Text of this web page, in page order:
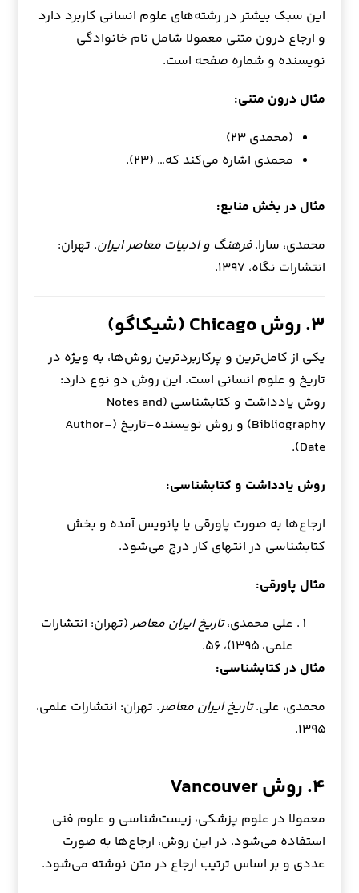
این سبک بیشتر در رشته‌های علوم انسانی کاربرد دارد
و ارجاع درون متنی معمولا شامل نام خانوادگی
نویسنده و شماره صفحه است.
مثال درون متنی:
(محمدی ۲۳)
محمدی اشاره می‌کند که… (۲۳).
مثال در بخش منابع:
محمدی، سارا.فرهنگ و ادبیات معاصر ایران. تهران:
انتشارات نگاه، ۱۳۹۷.
۳. روش Chicago (شیکاگو)
یکی از کامل‌ترین و پرکاربردترین روش‌ها، به ویژه در
تاریخ و علوم انسانی است. این روش دو نوع دارد:
روش یادداشت و کتابشناسی (Notes and
Bibliography) و روش نویسنده-تاریخ (Author-
Date).
روش یادداشت و کتابشناسی:
ارجاع‌ها به صورت پاورقی یا پانویس آمده و بخش
کتابشناسی در انتهای کار درج می‌شود.
مثال پاورقی:
علی محمدی،تاریخ ایران معاصر(تهران: انتشارات
علمی، ۱۳۹۵)، ۵۶.
مثال در کتابشناسی:
محمدی، علی.تاریخ ایران معاصر. تهران: انتشارات علمی،
۱۳۹۵.
۴. روش Vancouver
معمولا در علوم پزشکی، زیست‌شناسی و علوم فنی
استفاده می‌شود. در این روش، ارجاع‌ها به صورت
عددی و بر اساس ترتیب ارجاع در متن نوشته می‌شود.